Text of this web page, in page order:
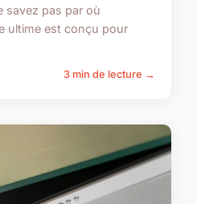
savez pas par où
ultime est conçu pour
3 min de lecture →